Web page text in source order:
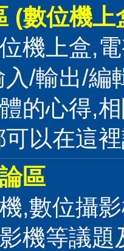
(數位機上
機上盒,
/輸出/編
的心得,
以在這
區
,數位攝
機等議題